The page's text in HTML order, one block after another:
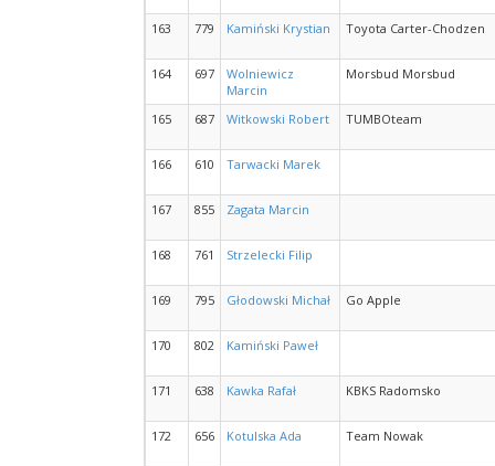
163 779 Kamiński Krystian Toyota Carter-Chodzen
164 697
Wolniewicz
Marcin
Morsbud Morsbud
165 687 Witkowski Robert TUMBOteam
166 610 Tarwacki Marek
167 855 Zagata Marcin
168 761 Strzelecki Filip
169 795 Głodowski Michał Go Apple
170 802 Kamiński Paweł
171 638 Kawka Rafał KBKS Radomsko
172 656 Kotulska Ada Team Nowak